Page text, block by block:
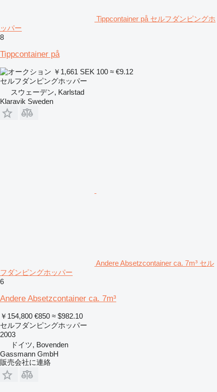
Tippcontainer på セルフダンピングホ
ッパー
8
Tippcontainer på
￥1,661 SEK 100 ≈ €9.12
セルフダンピングホッパー
スウェーデン, Karlstad
Klaravik Sweden
Andere Absetzcontainer ca. 7m³ セル
フダンピングホッパー
6
Andere Absetzcontainer ca. 7m³
￥154,800 €850 ≈ $982.10
セルフダンピングホッパー
2003
ドイツ, Bovenden
Gassmann GmbH
販売会社に連絡